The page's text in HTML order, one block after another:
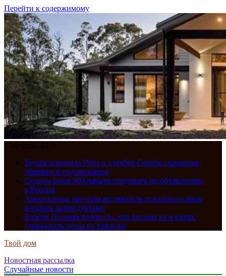
Перейти к содержимому
7 августа, 2026
Toyota освежила Prius и хэтчбек Corolla: скромные
обновки и подорожание
Седаны Senat 900 начали продавать по объявлению
в России
Американцы научили автомобиль показывать язык
и ездить за продуктами
Власти Польши признали, что больше не в силах
сдерживать цены на топливо
Твой дом
Новостная рассылка
Случайные новости